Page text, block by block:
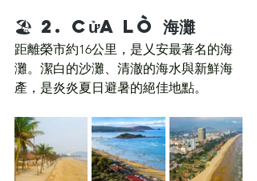
🏖 2. Cửa Lò 海灘
距離榮市約16公里，是乂安最著名的海
灘。潔白的沙灘、清澈的海水與新鮮海
產，是炎炎夏日避暑的絕佳地點。